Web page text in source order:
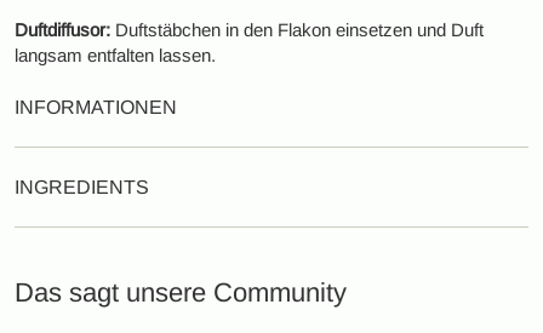
Duftdiffusor: Duftstäbchen in den Flakon einsetzen und Duft
langsam entfalten lassen.
INFORMATIONEN
INGREDIENTS
Das sagt unsere Community